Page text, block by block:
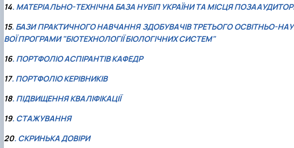
14. МАТЕРІАЛЬНО-ТЕХНІЧНА БАЗА НУБІП УКРАЇНИ ТА МІСЦЯ
15. БАЗИ ПРАКТИЧНОГО НАВЧАННЯ ЗДОБУВАЧІВ ТРЕТЬОГО ОСВІТНЬО-
ВОЇ ПРОГРАМИ "БІОТЕХНОЛОГІЇ БІОЛОГІЧНИХ СИСТЕМ"
16. ПОРТФОЛІО АСПІРАНТІВ КАФЕДР
17. ПОРТФОЛІО КЕРІВНИКІВ
18. ПІДВИЩЕННЯ КВАЛІФІКАЦІЇ
19. СТАЖУВАННЯ
20. СКРИНЬКА ДОВІРИ